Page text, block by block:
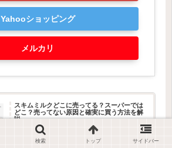
Yahooショッピング
メルカリ
スキムミルクどこに売ってる？スーパーでは
どこ？売ってない原因と確実に買う方法を解
説
スキムミルクはどこに売ってる？スーパーで見つからな
い原因と売り場の場所を徹底解説。製菓コーナーなど具
体的な探し方や確実に買う方法まで網羅。迷わず見つけ
たい方は今すぐチェック。
検索 トップ サイドバー